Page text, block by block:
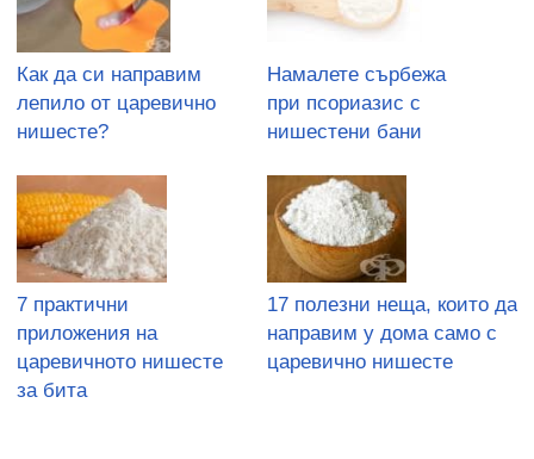
Как да си направим
лепило от царевично
нишесте?
Намалете сърбежа
при псориазис с
нишестени бани
7 практични
приложения на
царевичното нишесте
за бита
17 полезни неща, които да
направим у дома само с
царевично нишесте